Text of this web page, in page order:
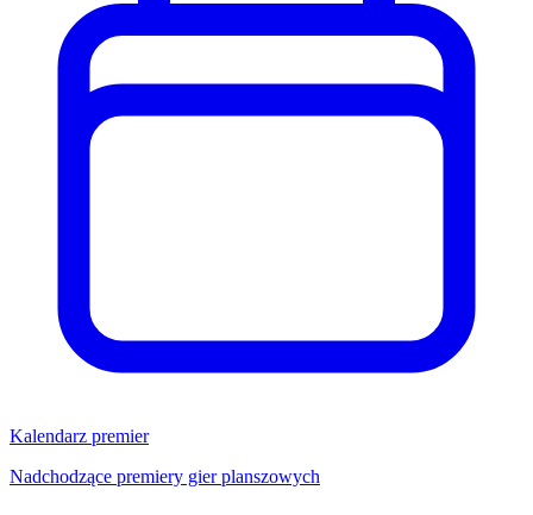
Kalendarz premier
Nadchodzące premiery gier planszowych